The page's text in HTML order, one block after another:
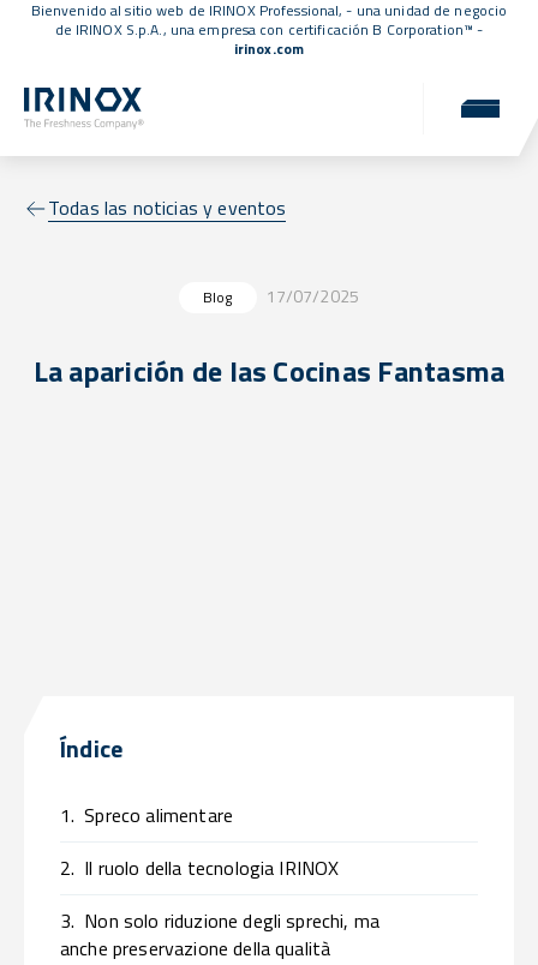
Bienvenido al sitio web de IRINOX Professional, - una unidad de negocio
de IRINOX S.p.A., una empresa con certificación B Corporation™ -
irinox.com
Todas las noticias y eventos
Blog 17/07/2025
La aparición de las Cocinas Fantasma
Índice
1. Spreco alimentare
2. Il ruolo della tecnologia IRINOX
3. Non solo riduzione degli sprechi, ma
anche preservazione della qualità